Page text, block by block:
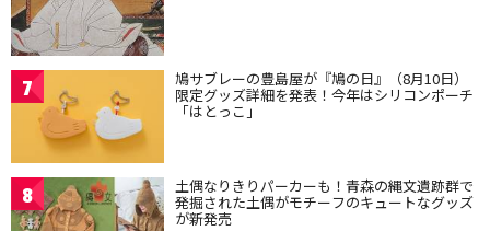
7 鳩サブレーの豊島屋が『鳩の日』（8月10日）
限定グッズ詳細を発表！今年はシリコンポーチ
「はとっこ」
8 土偶なりきりパーカーも！青森の縄文遺跡群で
発掘された土偶がモチーフのキュートなグッズ
が新発売